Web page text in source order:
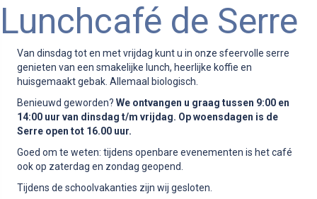
Lunchcafé de Serre
Van dinsdag tot en met vrijdag kunt u in onze sfeervolle serre
genieten van een smakelijke lunch, heerlijke koffie en
huisgemaakt gebak. Allemaal biologisch.
Benieuwd geworden? We ontvangen u graag tussen 9:00 en
14:00 uur van dinsdag t/m vrijdag. Op woensdagen is de
Serre open tot 16.00 uur.
Goed om te weten: tijdens openbare evenementen is het café
ook op zaterdag en zondag geopend.
Tijdens de schoolvakanties zijn wij gesloten.